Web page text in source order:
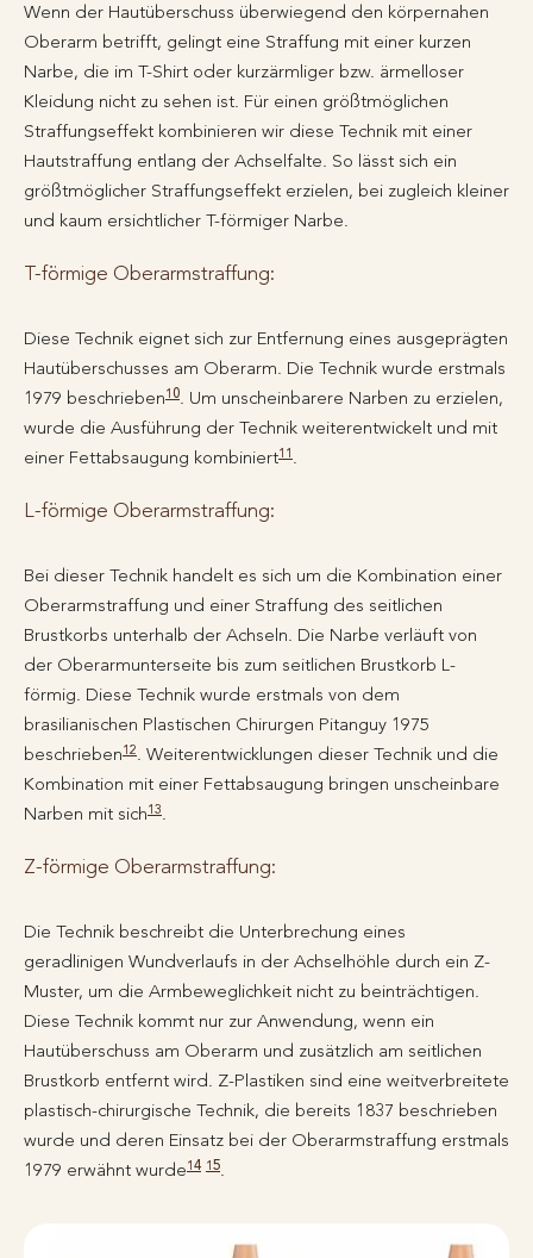
Wenn der Hautüberschuss überwiegend den körpernahen
Oberarm betrifft, gelingt eine Straffung mit einer kurzen
Narbe, die im T-Shirt oder kurzärmliger bzw. ärmelloser
Kleidung nicht zu sehen ist. Für einen größtmöglichen
Straffungseffekt kombinieren wir diese Technik mit einer
Hautstraffung entlang der Achselfalte. So lässt sich ein
größtmöglicher Straffungseffekt erzielen, bei zugleich kleiner
und kaum ersichtlicher T-förmiger Narbe.
T-förmige Oberarmstraffung:
Diese Technik eignet sich zur Entfernung eines ausgeprägten
Hautüberschusses am Oberarm. Die Technik wurde erstmals
1979 beschrieben10. Um unscheinbarere Narben zu erzielen,
wurde die Ausführung der Technik weiterentwickelt und mit
einer Fettabsaugung kombiniert11 .
L-förmige Oberarmstraffung:
Bei dieser Technik handelt es sich um die Kombination einer
Oberarmstraffung und einer Straffung des seitlichen
Brustkorbs unterhalb der Achseln. Die Narbe verläuft von
der Oberarmunterseite bis zum seitlichen Brustkorb L-
förmig. Diese Technik wurde erstmals von dem
brasilianischen Plastischen Chirurgen Pitanguy 1975
beschrieben12. Weiterentwicklungen dieser Technik und die
Kombination mit einer Fettabsaugung bringen unscheinbare
Narben mit sich13.
Z-förmige Oberarmstraffung:
Die Technik beschreibt die Unterbrechung eines
geradlinigen Wundverlaufs in der Achselhöhle durch ein Z-
Muster, um die Armbeweglichkeit nicht zu beinträchtigen.
Diese Technik kommt nur zur Anwendung, wenn ein
Hautüberschuss am Oberarm und zusätzlich am seitlichen
Brustkorb entfernt wird. Z-Plastiken sind eine weitverbreitete
plastisch-chirurgische Technik, die bereits 1837 beschrieben
wurde und deren Einsatz bei der Oberarmstraffung erstmals
1979 erwähnt wurde14 15.